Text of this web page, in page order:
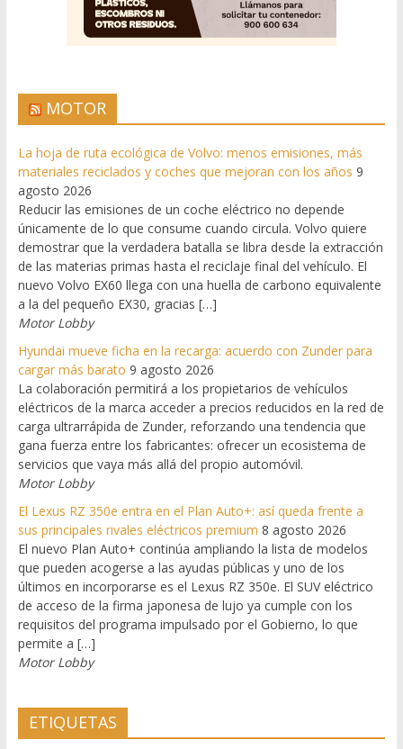
MOTOR
La hoja de ruta ecológica de Volvo: menos emisiones, más
materiales reciclados y coches que mejoran con los años 9
agosto 2026
Reducir las emisiones de un coche eléctrico no depende
únicamente de lo que consume cuando circula. Volvo quiere
demostrar que la verdadera batalla se libra desde la extracción
de las materias primas hasta el reciclaje final del vehículo. El
nuevo Volvo EX60 llega con una huella de carbono equivalente
a la del pequeño EX30, gracias […]
Motor Lobby
Hyundai mueve ficha en la recarga: acuerdo con Zunder para
cargar más barato 9 agosto 2026
La colaboración permitirá a los propietarios de vehículos
eléctricos de la marca acceder a precios reducidos en la red de
carga ultrarrápida de Zunder, reforzando una tendencia que
gana fuerza entre los fabricantes: ofrecer un ecosistema de
servicios que vaya más allá del propio automóvil.
Motor Lobby
El Lexus RZ 350e entra en el Plan Auto+: así queda frente a
sus principales rivales eléctricos premium 8 agosto 2026
El nuevo Plan Auto+ continúa ampliando la lista de modelos
que pueden acogerse a las ayudas públicas y uno de los
últimos en incorporarse es el Lexus RZ 350e. El SUV eléctrico
de acceso de la firma japonesa de lujo ya cumple con los
requisitos del programa impulsado por el Gobierno, lo que
permite a […]
Motor Lobby
ETIQUETAS